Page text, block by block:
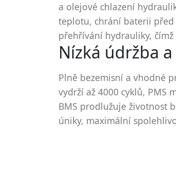
a olejové chlazení
teplotu, chrání baterii
přehřívání hydrauliky,
Nízká údržba
Plně bezemisní a vhodné
vydrží až 4000 cyklů,
BMS prodlužuje životnost
úniky, maximální